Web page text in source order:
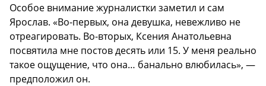
Особое внимание журналистки заметил и сам
Ярослав. «Во-первых, она девушка, невежливо не
отреагировать. Во-вторых, Ксения Анатольевна
посвятила мне постов десять или 15. У меня реально
такое ощущение, что она… банально влюбилась», —
предположил он.